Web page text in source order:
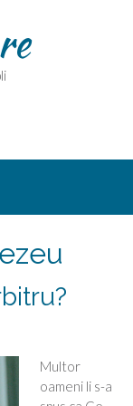
Multor
oameni li s-a